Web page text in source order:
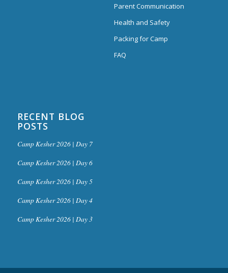
Parent Communication
Health and Safety
Packing for Camp
FAQ
RECENT BLOG
POSTS
Camp Kesher 2026 | Day 7
Camp Kesher 2026 | Day 6
Camp Kesher 2026 | Day 5
Camp Kesher 2026 | Day 4
Camp Kesher 2026 | Day 3